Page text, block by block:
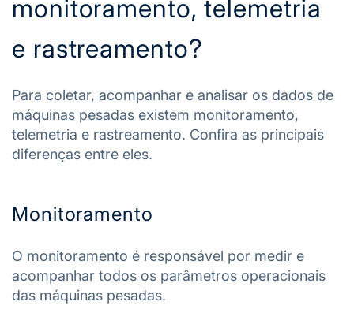
monitoramento, telemetria
e rastreamento?
Para coletar, acompanhar e analisar os dados de
máquinas pesadas existem monitoramento,
telemetria e rastreamento. Confira as principais
diferenças entre eles.
Monitoramento
O monitoramento é responsável por medir e
acompanhar todos os parâmetros operacionais
das máquinas pesadas.